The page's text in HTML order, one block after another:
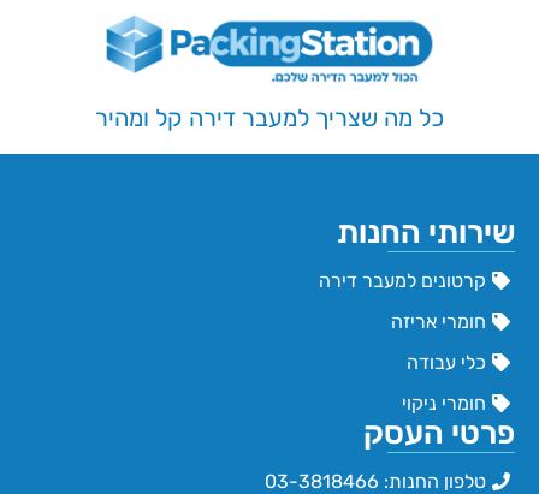
כל מה שצריך למעבר דירה קל ומהיר
שירותי החנות
קרטונים למעבר דירה
חומרי אריזה
כלי עבודה
חומרי ניקוי
פרטי העסק
טלפון החנות: 03-3818466